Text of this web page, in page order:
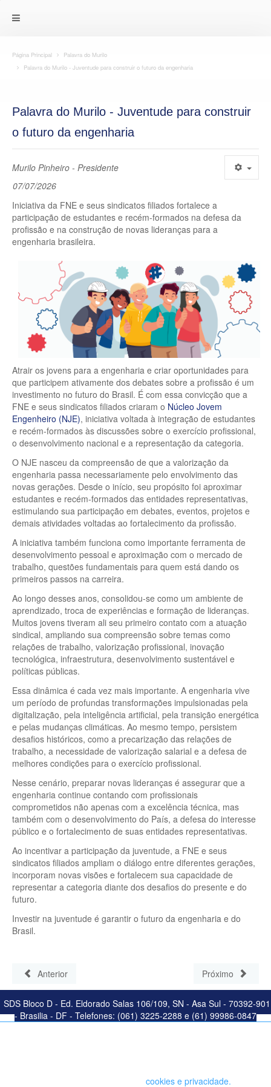
Página Principal
Palavra do Murilo
Palavra do Murilo - Juventude para construir o futuro da engenharia
Palavra do Murilo - Juventude para construir
o futuro da engenharia
Murilo Pinheiro - Presidente
07/07/2026
Iniciativa da FNE e seus sindicatos filiados fortalece a
participação de estudantes e recém-formados na defesa da
profissão e na construção de novas lideranças para a
engenharia brasileira.
Atrair os jovens para a engenharia e criar oportunidades para
que participem ativamente dos debates sobre a profissão é um
investimento no futuro do Brasil. É com essa convicção que a
FNE e seus sindicatos filiados criaram o Núcleo Jovem
Engenheiro (NJE), iniciativa voltada à integração de estudantes
e recém-formados às discussões sobre o exercício profissional,
o desenvolvimento nacional e a representação da categoria.
O NJE nasceu da compreensão de que a valorização da
engenharia passa necessariamente pelo envolvimento das
novas gerações. Desde o início, seu propósito foi aproximar
estudantes e recém-formados das entidades representativas,
estimulando sua participação em debates, eventos, projetos e
demais atividades voltadas ao fortalecimento da profissão.
A iniciativa também funciona como importante ferramenta de
desenvolvimento pessoal e aproximação com o mercado de
trabalho, questões fundamentais para quem está dando os
primeiros passos na carreira.
Ao longo desses anos, consolidou-se como um ambiente de
aprendizado, troca de experiências e formação de lideranças.
Muitos jovens tiveram ali seu primeiro contato com a atuação
sindical, ampliando sua compreensão sobre temas como
relações de trabalho, valorização profissional, inovação
tecnológica, infraestrutura, desenvolvimento sustentável e
políticas públicas.
Essa dinâmica é cada vez mais importante. A engenharia vive
um período de profundas transformações impulsionadas pela
digitalização, pela inteligência artificial, pela transição energética
e pelas mudanças climáticas. Ao mesmo tempo, persistem
desafios históricos, como a precarização das relações de
trabalho, a necessidade de valorização salarial e a defesa de
melhores condições para o exercício profissional.
Nesse cenário, preparar novas lideranças é assegurar que a
engenharia continue contando com profissionais
comprometidos não apenas com a excelência técnica, mas
também com o desenvolvimento do País, a defesa do interesse
público e o fortalecimento de suas entidades representativas.
Ao incentivar a participação da juventude, a FNE e seus
sindicatos filiados ampliam o diálogo entre diferentes gerações,
incorporam novas visões e fortalecem sua capacidade de
representar a categoria diante dos desafios do presente e do
futuro.
Investir na juventude é garantir o futuro da engenharia e do
Brasil.
Anterior Próximo
SDS Bloco D - Ed. Eldorado Salas 106/109, SN - Asa Sul - 70392-901
- Brasilia - DF - Telefones: (061) 3225-2288 e (61) 99986-0847
cookies e privacidade.